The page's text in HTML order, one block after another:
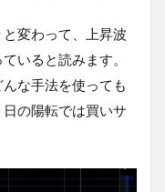
変わって、上昇波
いると読みます。
な手法を使っても
の陽転では買いサ